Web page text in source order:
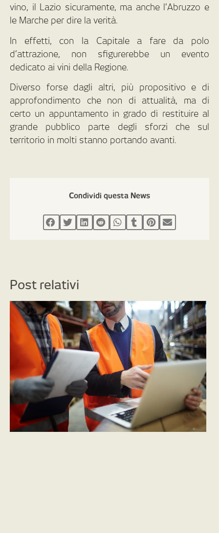
vino, il Lazio sicuramente, ma anche l’Abruzzo e
le Marche per dire la verità.
In effetti, con la Capitale a fare da polo
d’attrazione, non sfigurerebbe un evento
dedicato ai vini della Regione.
Diverso forse dagli altri, più propositivo e di
approfondimento che non di attualità, ma di
certo un appuntamento in grado di restituire al
grande pubblico parte degli sforzi che sul
territorio in molti stanno portando avanti.
Condividi questa News
Post relativi